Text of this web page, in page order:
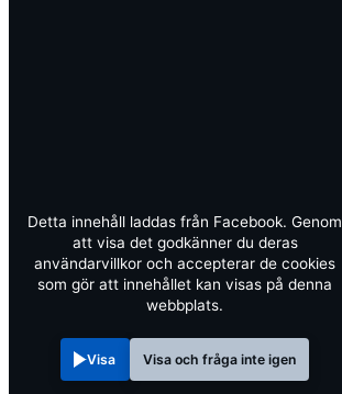
Detta innehåll laddas från Facebook. Genom
att visa det godkänner du deras
användarvillkor och accepterar de cookies
som gör att innehållet kan visas på denna
webbplats.
Visa Visa och fråga inte igen